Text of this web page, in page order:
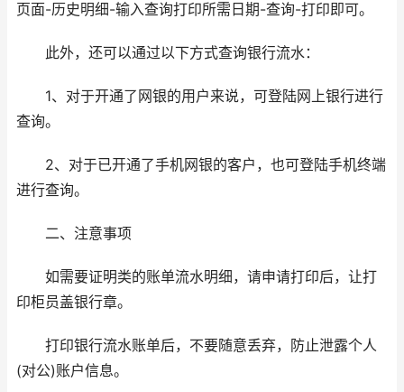
页面-历史明细-输入查询打印所需日期-查询-打印即可。
此外，还可以通过以下方式查询银行流水：
1、对于开通了网银的用户来说，可登陆网上银行进行
查询。
2、对于已开通了手机网银的客户，也可登陆手机终端
进行查询。
二、注意事项
如需要证明类的账单流水明细，请申请打印后，让打
印柜员盖银行章。
打印银行流水账单后，不要随意丢弃，防止泄露个人
(对公)账户信息。